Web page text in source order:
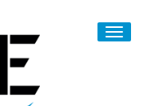
Toggle